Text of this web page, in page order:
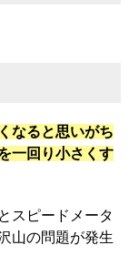
なると思いがち
一回り小さくす
スピードメータ
山の問題が発生